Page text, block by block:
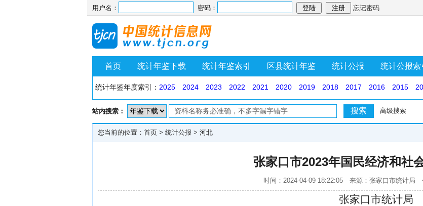
用户名： 密码： 忘记密码
首页 统计年鉴下载 统计年鉴索引 区县统计年鉴 统计公报 统计公报索
统计年鉴年度索引： 2025 2024 2023 2022 2021 2020 2019 2018 2017 2016 2015
站内搜索： 高级搜索
您当前的位置： 首页 > 统计公报 > 河北
张家口市2023年国民经济和社
时间：2024-04-09 18:22:05 来源：张家口市统计
张家口市统计局